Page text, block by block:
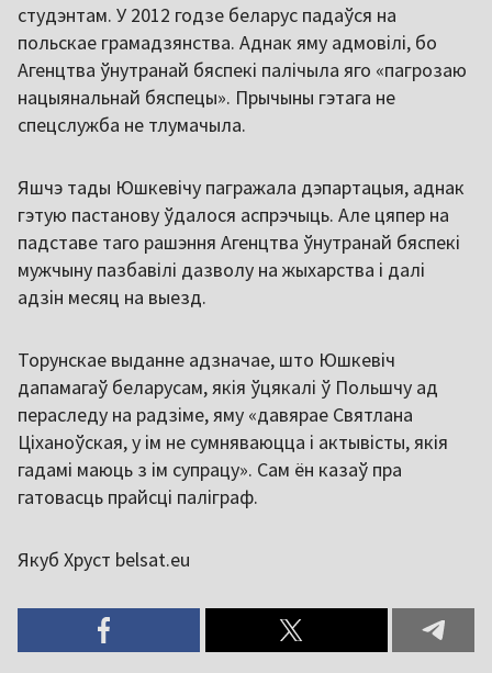
студэнтам. У 2012 годзе беларус падаўся на
польскае грамадзянства. Аднак яму адмовілі, бо
Агенцтва ўнутранай бяспекі палічыла яго «пагрозаю
нацыянальнай бяспецы». Прычыны гэтага не
спецслужба не тлумачыла.
Яшчэ тады Юшкевічу пагражала дэпартацыя, аднак
гэтую пастанову ўдалося аспрэчыць. Але цяпер на
падставе таго рашэння Агенцтва ўнутранай бяспекі
мужчыну пазбавілі дазволу на жыхарства і далі
адзін месяц на выезд.
Торунскае выданне адзначае, што Юшкевіч
дапамагаў беларусам, якія ўцякалі ў Польшчу ад
пераследу на радзіме, яму «давярае Святлана
Ціханоўская, у ім не сумняваюцца і актывісты, якія
гадамі маюць з ім супрацу». Сам ён казаў пра
гатовасць прайсці паліграф.
Якуб Хруст belsat.eu